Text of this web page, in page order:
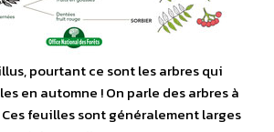
pourtant ce sont les arbres qui
en automne ! On parle des arbres à
feuilles sont généralement larges